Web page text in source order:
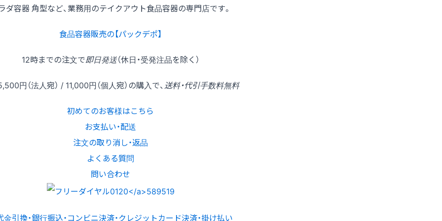
ダ容器 角型など、業務用のテイクアウト食品容器の専門店です。
食品容器販売の【パックデポ】
12時までの注文で即日発送（休日・受発注品を除く）
円（法人宛） / 11,000円（個人宛）の購入で、 送料・代引手数料無料
初めてのお客様はこちら
お支払い・配送
注文の取り消し・返品
よくある質問
問い合わせ